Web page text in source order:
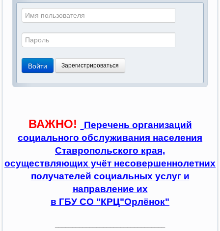
Войти Зарегистрироваться
ВАЖНО!
Перечень организаций
социального обслуживания населения
Ставропольского края,
осуществляющих учёт несовершеннолетних
получателей социальных услуг и
направление их
в ГБУ СО "КРЦ"Орлёнок"